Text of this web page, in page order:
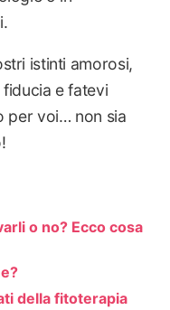
istinti amorosi,
e fatevi
per voi… non sia
o no? Ecco cosa
della fitoterapia